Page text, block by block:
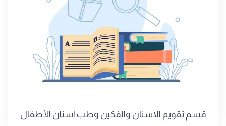
قسم تقويم الاسنان والفكين وطب اسنان الأطفال